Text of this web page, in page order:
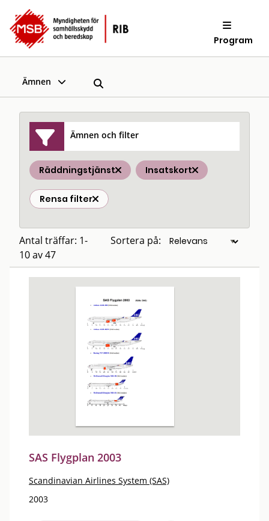
Program
Ämnen
Ämnen och filter
Räddningstjänst Insatskort
Rensa filter
Antal träffar: 1-
10 av 47
Sortera på:
SAS Flygplan 2003
Scandinavian Airlines System (SAS)
2003